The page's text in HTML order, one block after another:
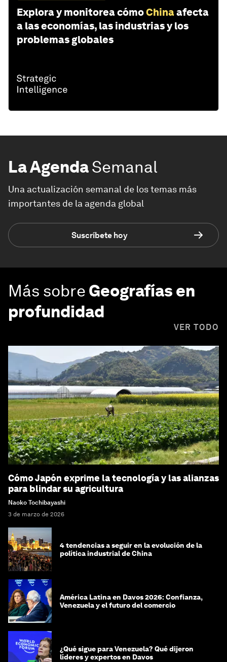
Explora y monitorea cómoChinaafecta
a las economías, las industrias y los
problemas globales
La AgendaSemanal
Una actualización semanal de los temas más
importantes de la agenda global
Suscríbete hoy
Más sobre Geografías en
profundidad
VER TODO
Cómo Japón exprime la tecnología y las alianzas
para blindar su agricultura
Naoko Tochibayashi
3 de marzo de 2026
4 tendencias a seguir en la evolución de la
política industrial de China
América Latina en Davos 2026: Confianza,
Venezuela y el futuro del comercio
¿Qué sigue para Venezuela? Qué dijeron
líderes y expertos en Davos